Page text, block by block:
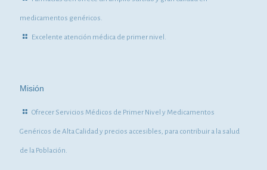
medicamentos genéricos.
Excelente atención médica de primer nivel.
Misión
Ofrecer Servicios Médicos de Primer Nivel y Medicamentos
Genéricos de Alta Calidad y precios accesibles, para contribuir a la salud
de la Población.